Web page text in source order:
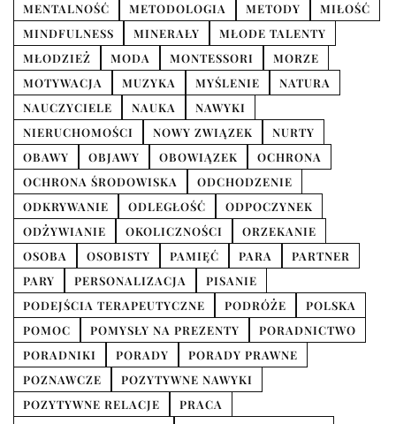
MENTALNOŚĆ
METODOLOGIA METODY
MIŁOŚĆ
MINDFULNESS
MINERAŁY
MŁODE TALENTY
MŁODZIEŻ
MODA MONTESSORI
MORZE
MOTYWACJA
MUZYKA MYŚLENIE
NATURA
NAUCZYCIELE
NAUKA
NAWYKI
NIERUCHOMOŚCI
NOWY ZWIĄZEK
NURTY
OBAWY
OBJAWY OBOWIĄZEK
OCHRONA
OCHRONA ŚRODOWISKA
ODCHODZENIE
ODKRYWANIE
ODLEGŁOŚĆ
ODPOCZYNEK
ODŻYWIANIE
OKOLICZNOŚCI
ORZEKANIE
OSOBA
OSOBISTY PAMIĘĆ PARA
PARTNER
PARY
PERSONALIZACJA
PISANIE
PODEJŚCIA TERAPEUTYCZNE
PODRÓŻE
POLSKA
POMOC
POMYSŁY NA PREZENTY
PORADNICTWO
PORADNIKI
PORADY
PORADY PRAWNE
POZNAWCZE
POZYTYWNE NAWYKI
POZYTYWNE RELACJE
PRACA